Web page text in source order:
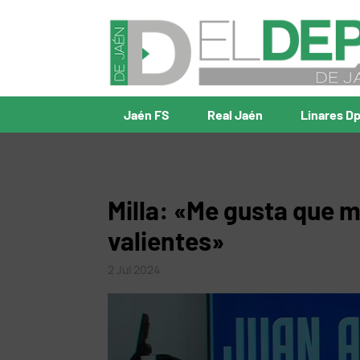
Jaén FS Real Jaén Linares
Milla: «Me gusta que
valientes»